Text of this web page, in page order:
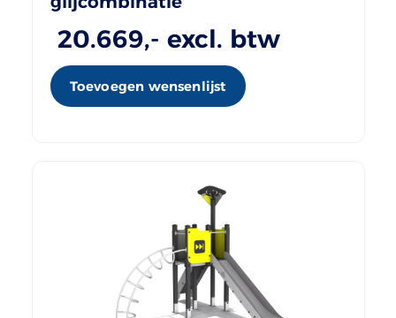
20.669,- excl. btw
Toevoegen wensenlijst